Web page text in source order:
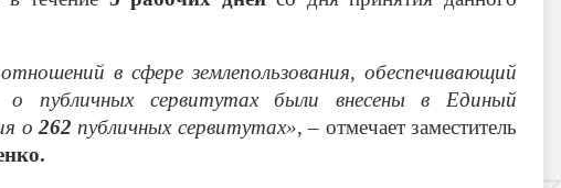
в сфере землепользования, обеспечивающий
о публичных сервитутах были внесены в Единый
о262 публичных сервитутах», – отмечает заместитель